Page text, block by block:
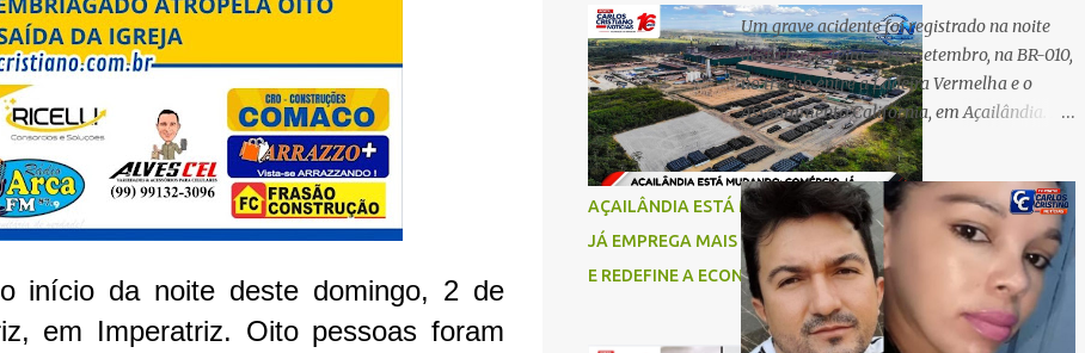
início da noite deste domingo, 2 de
em Imperatriz. Oito pessoas foram
AÇAILÂNDIA ESTÁ MUDANDO: COMÉRCIO
JÁ EMPREGA MAIS DO QUE A INDÚSTRIA
E REDEFINE A ECONOMIA DO MUNICÍPIO
aconteceu quando Karine retornava para
casa, por volta das 5h40 da manhã.
“Quando cheguei, ele estava escondido.
Assim que me viu, entrou no carro e
começou a me atacar com uma faca,
atingindo também o rapaz que estava
comigo”, relatou. Após a agressão, Karine
recebeu atendimento médico e passa bem,
estando fora de perigo. A jovem também
registrou boletim de ocorrência contra o ex-
companheiro. Mesm...
Um grave acidente foi registrado na noite
desta terça-feira, 30 de setembro, na BR-010,
no trecho entre a Ladeira Vermelha e o
Assentamento Califórnia, em Açailândia. De
acordo com informações apuradas, as
vítimas eram um casal residente em
Imperatriz. Eles haviam vindo até o bairro
Plano da Serra, em Açailândia, para visitar
familiares e estavam a caminho de casa
quando ocorreu a tragédia. O acidente
envolveu uma motocicleta e um caminhão
caçamba. Com o impacto da colisão, o casal